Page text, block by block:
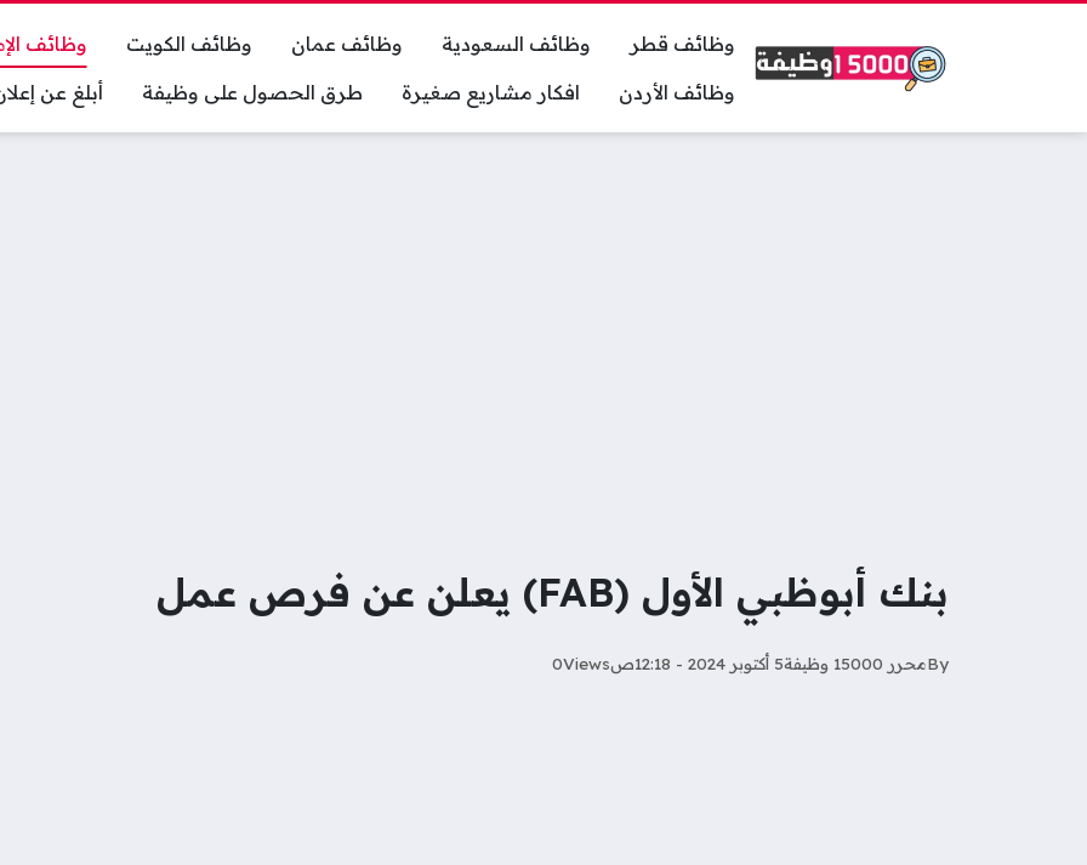
وظائف قطر وظائف السعودية وظائف عمان وظائف الكويت
وظائف
وظائف الأردن
افكار مشاريع صغيرة طرق الحصول على وظيفة أبلغ عن
بنك أبوظبي الأول (FAB) يعلن عن فرص عمل
Byمحرر 15000 وظيفة 5 أكتوبر 2024 - 12:18ص Views
0